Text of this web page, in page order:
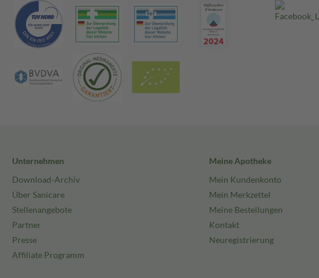
Unternehmen
Download-Archiv
Über Sanicare
Stellenangebote
Partner
Presse
Affiliate Programm
Meine Apotheke
Mein Kundenkonto
Mein Merkzettel
Meine Bestellungen
Kontakt
Neuregistrierung